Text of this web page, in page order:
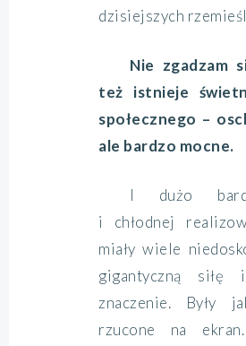
dzisiejszych
Nie zgadzam
też istnieje
społecznego –
ale bardzo mocne.
I dużo
i chłodnej
miały wiele
gigantyczną
znaczenie. Były
rzucone na